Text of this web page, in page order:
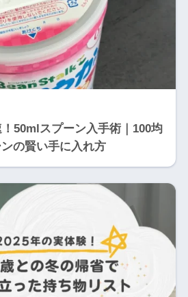
50mlスプーン入手術｜100均
の賢い手に入れ方